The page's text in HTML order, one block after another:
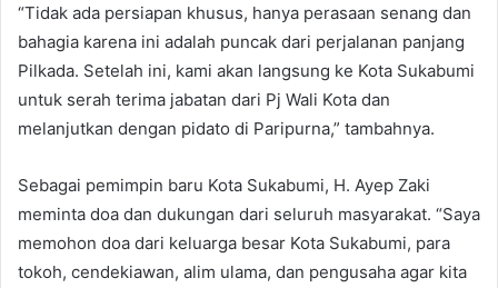
“Tidak ada persiapan khusus, hanya perasaan senang dan
bahagia karena ini adalah puncak dari perjalanan panjang
Pilkada. Setelah ini, kami akan langsung ke Kota Sukabumi
untuk serah terima jabatan dari Pj Wali Kota dan
melanjutkan dengan pidato di Paripurna,” tambahnya.
Sebagai pemimpin baru Kota Sukabumi, H. Ayep Zaki
meminta doa dan dukungan dari seluruh masyarakat. “Saya
memohon doa dari keluarga besar Kota Sukabumi, para
tokoh, cendekiawan, alim ulama, dan pengusaha agar kita